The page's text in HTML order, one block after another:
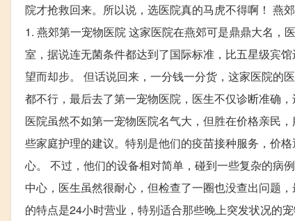
院才抢救回来。所以说，选医院真的马虎不得啊！ 燕
1. 燕郊第一宠物医院 这家医院在燕郊可是鼎鼎大名，
室，据说连无菌条件都达到了国际标准，比五星级宾
望而却步。 但话说回来，一分钱一分货，这家医院的
都不行，最后去了第一宠物医院，医生不仅诊断准确
医院虽然不如第一宠物医院名气大，但胜在价格亲民
些家庭护理的建议。特别是他们的疫苗接种服务，价
心。 不过，他们的设备相对简单，碰到一些复杂的病
中心，医生虽然很耐心，但检查了一圈也没查出问题
的特点是24小时营业，特别适合那些晚上突发状况的